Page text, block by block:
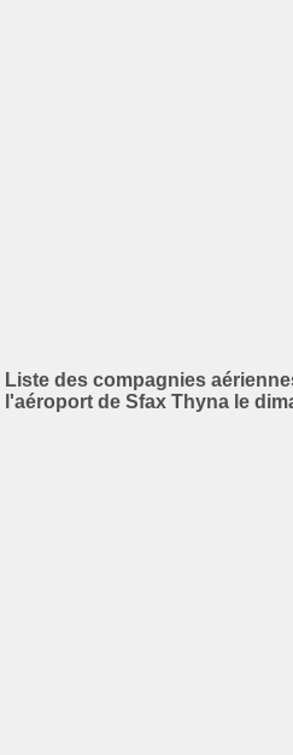
Liste des compagnies
l'aéroport de Sfax Thyna le